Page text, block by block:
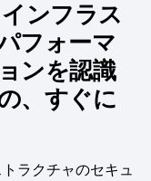
ンフラス
フォーマ
ンを認識
、すぐに
ラクチャのセキュ